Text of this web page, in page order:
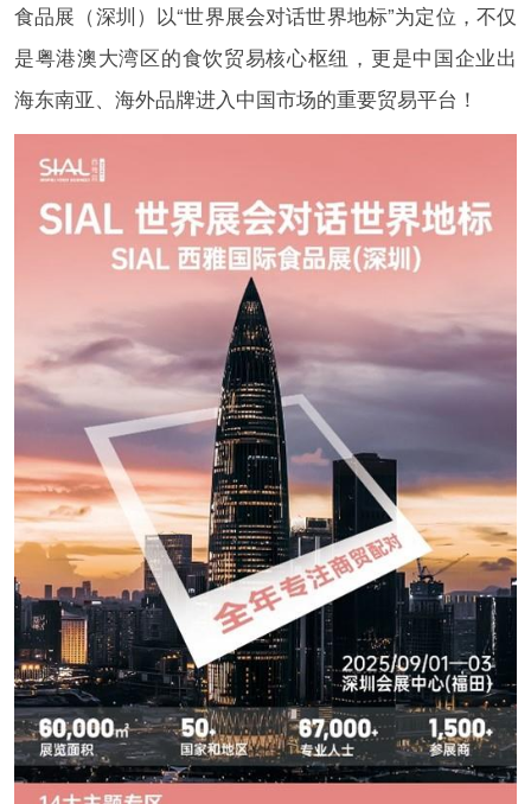
食品展（深圳）以“世界展会对话世界地标”为定位，不仅
是粤港澳大湾区的食饮贸易核心枢纽，更是中国企业出
海东南亚、海外品牌进入中国市场的重要贸易平台！